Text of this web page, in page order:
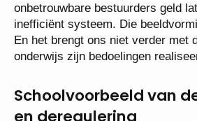
onbetrouwbare bestuurders geld
inefficiënt systeem. Die
En het brengt ons niet verder met
onderwijs zijn bedoelingen
Schoolvoorbeeld van
en deregulering